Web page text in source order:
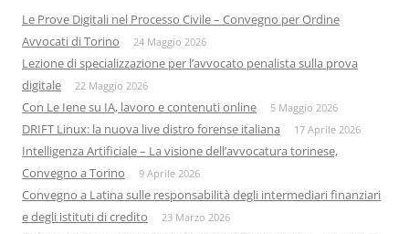
Le Prove Digitali nel Processo Civile – Convegno per Ordine
Avvocati di Torino
24 Maggio 2026
Lezione di specializzazione per l’avvocato penalista sulla prova
digitale
22 Maggio 2026
Con Le Iene su IA, lavoro e contenuti online 5 Maggio 2026
DRIFT Linux: la nuova live distro forense italiana 17 Aprile 2026
Intelligenza Artificiale – La visione dell’avvocatura torinese,
Convegno a Torino
9 Aprile 2026
Convegno a Latina sulle responsabilità degli intermediari finanziari
e degli istituti di credito
23 Marzo 2026